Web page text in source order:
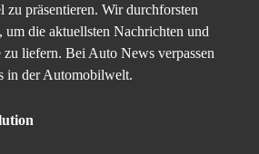
zu präsentieren. Wir durchforsten
um die aktuellsten Nachrichten und
liefern. Bei Auto News verpassen
in der Automobilwelt.